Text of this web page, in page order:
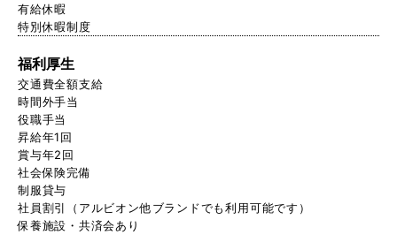
有給休暇
特別休暇制度
福利厚生
交通費全額支給
時間外手当
役職手当
昇給年1回
賞与年2回
社会保険完備
制服貸与
社員割引（アルビオン他ブランドでも利用可能です）
保養施設・共済会あり